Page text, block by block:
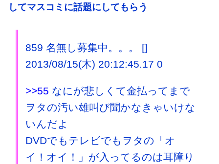
してマスコミに話題にしてもらう
859 名無し募集中。。。 []
2013/08/15(木) 20:12:45.17 0
>>55 なにが悲しくて金払ってまで
ヲタの汚い雄叫び聞かなきゃいけな
いんだよ
DVDでもテレビでもヲタの「オ
イ！オイ！」が入ってるのは耳障り